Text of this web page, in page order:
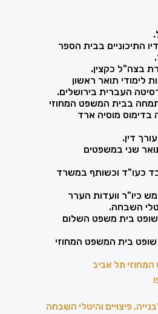
לימודיו התיכוניים בבית הספר
לימודי תואר ראשון
העברית בירושלים.
1995 עד 1996 התמחה בבית המשפט המחוזי
בדימוס מוסיה ארד
תואר שני במשפטים
1997 עד 2007 עבד כעו"ד וכשותף במשרד
2007 עד 2014 שימש כיו"ר וועדות הערר
השבחה.
שופט בית משפט השלום
שופט בית המשפט המחוזי
תל אביב
פיצויים והיטלי השבחה